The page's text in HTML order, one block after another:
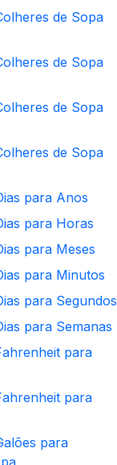
de Sopa
de Sopa
de Sopa
de Sopa
para Anos
para Horas
para Meses
para Minutos
para Segundos
para Semanas
para
para
para